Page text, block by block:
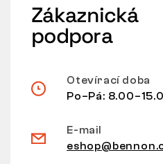
Zákaznická
podpora
Otevírací doba
Po–Pá:
E-mail